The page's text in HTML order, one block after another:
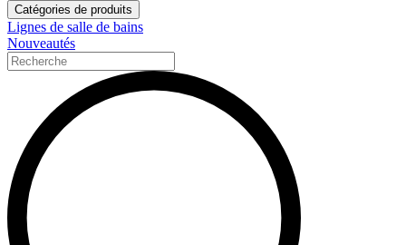
Catégories de produits
Lignes de salle de bains
Nouveautés